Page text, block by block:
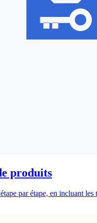
produits
par étape, en incluant